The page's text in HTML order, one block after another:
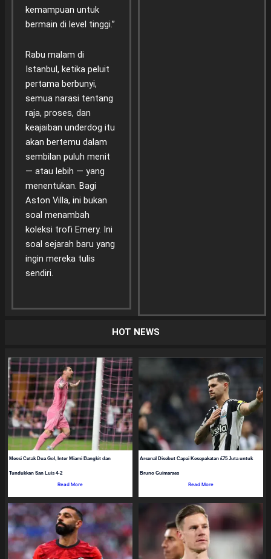
kemampuan untuk
bermain di level tinggi.”
Rabu malam di
Istanbul, ketika peluit
pertama berbunyi,
semua narasi tentang
raja, proses, dan
keajaiban underdog itu
akan bertemu dalam
sembilan puluh menit
— atau lebih — yang
menentukan. Bagi
Aston Villa, ini bukan
soal menambah
koleksi trofi Emery. Ini
soal sejarah baru yang
ingin mereka tulis
sendiri.
HOT NEWS
Messi Cetak Dua Gol, Inter Miami Bangkit dan
Tundukkan San Luis 4-2
Read More
Arsenal Disebut Capai Kesepakatan £75 Juta untuk
Bruno Guimaraes
Read More